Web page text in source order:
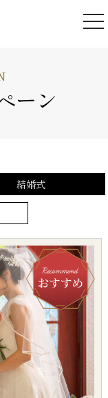
ーン
結婚式